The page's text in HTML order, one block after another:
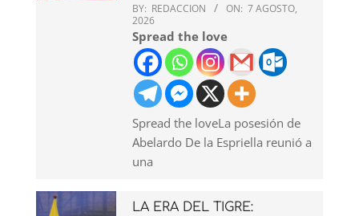
BY: REDACCION ON: 7 AGOSTO,
2026
Spread the love
Spread the loveLa posesión de
Abelardo De la Espriella reunió a
una
LA ERA DEL TIGRE: